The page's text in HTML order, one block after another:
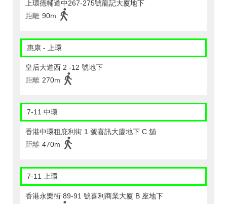
上環德輔道中267-275號龍記大廈地下
距離 90m
惠康 - 上環
皇后大道西 2 -12 號地下
距離 270m
7-11 中環
香港中環租庇利街 1 號喜訊大廈地下 C 舖
距離 470m
7-11 上環
香港永樂街 89-91 號喜利商業大廈 B 座地下